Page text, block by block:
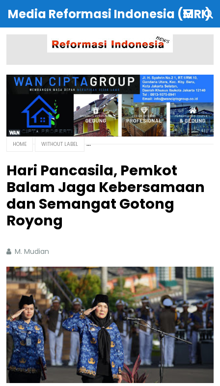
Media Reformasi Indonesia (MRI)
HOME WITHOUT LABEL
Hari Pancasila, Pemkot
Balam Jaga Kebersamaan
dan Semangat Gotong
Royong
M. Mudian